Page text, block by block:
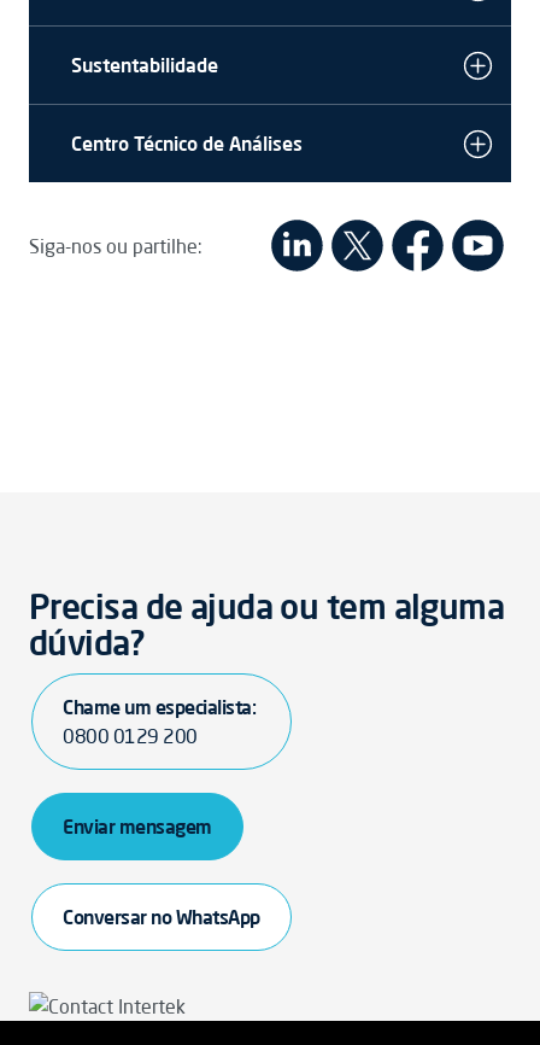
Sustentabilidade
Centro Técnico de Análises
Siga-nos ou partilhe:
Precisa de ajuda ou tem alguma
dúvida?
Chame um especialista:
0800 0129 200
Enviar mensagem
Conversar no WhatsApp